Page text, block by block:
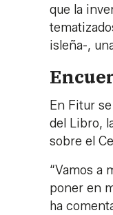
que la
isleña-,
En Fitur
del Libro,
sobre el
“Vamos a
poner en
ha